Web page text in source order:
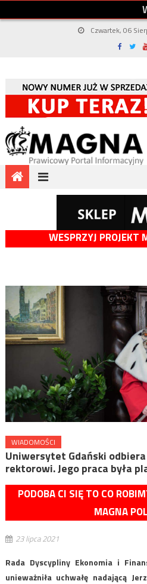
Czwartek, 06
WESPRZYJ PROJEKT
WIADOMOŚCI
Uniwersytet Gdański
rektorowi. Jego praca była
PODOBA CI SIĘ TO CO
MAGNA
23 lipca 2021
Rada Dyscypliny Ekonomia i
unieważniła uchwałę nadającą